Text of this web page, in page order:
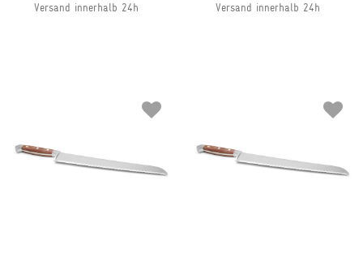
Versand innerhalb 24h Versand innerhalb 24h